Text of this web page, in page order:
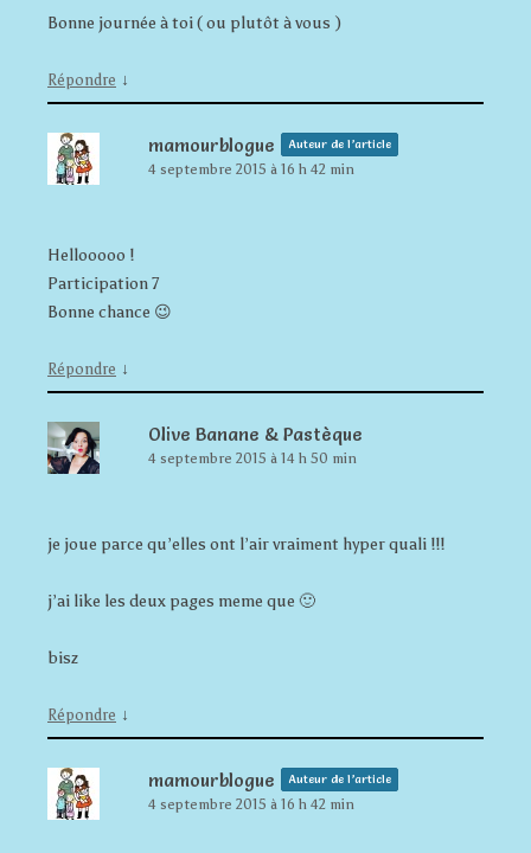
Bonne journée à toi ( ou plutôt à vous )
Répondre ↓
mamourblogue Auteur de l’article
4 septembre 2015 à 16 h 42 min
Hellooooo !
Participation 7
Bonne chance 😉
Répondre ↓
Olive Banane & Pastèque
4 septembre 2015 à 14 h 50 min
je joue parce qu’elles ont l’air vraiment hyper quali !!!
j’ai like les deux pages meme que 🙂
bisz
Répondre ↓
mamourblogue Auteur de l’article
4 septembre 2015 à 16 h 42 min